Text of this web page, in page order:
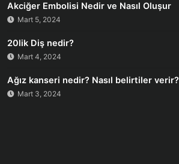
Akciğer Embolisi Nedir ve Nasıl Oluşur
Mart 5, 2024
20lik Diş nedir?
Mart 4, 2024
Ağız kanseri nedir? Nasıl belirtiler verir?
Mart 3, 2024